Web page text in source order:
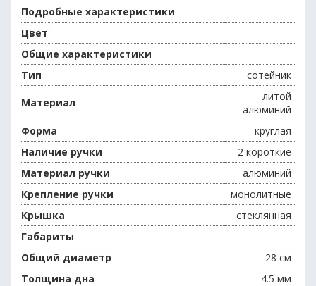
Подробные характеристики
Цвет
Общие характеристики
Тип
сотейник
Материал
литой
алюминий
Форма
круглая
Наличие ручки
2 короткие
Материал ручки
алюминий
Крепление ручки
монолитные
Крышка
стеклянная
Габариты
Общий диаметр
28 см
Толщина дна
4.5 мм